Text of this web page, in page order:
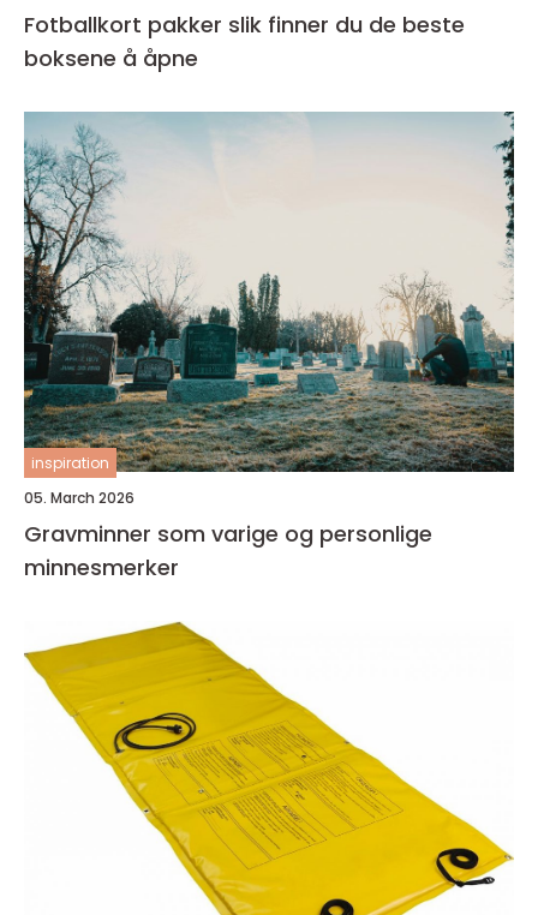
Fotballkort pakker slik finner du de beste
boksene å åpne
inspiration
05. March 2026
Gravminner som varige og personlige
minnesmerker